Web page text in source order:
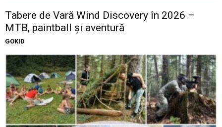
Tabere de Vară Wind Discovery în 2026 –
MTB, paintball și aventură
GOKID